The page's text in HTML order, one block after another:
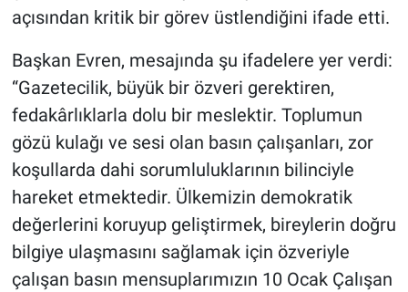
açısından kritik bir görev üstlendiğini ifade etti.
Başkan Evren, mesajında şu ifadelere yer verdi:
“Gazetecilik, büyük bir özveri gerektiren,
fedakârlıklarla dolu bir meslektir. Toplumun
gözü kulağı ve sesi olan basın çalışanları, zor
koşullarda dahi sorumluluklarının bilinciyle
hareket etmektedir. Ülkemizin demokratik
değerlerini koruyup geliştirmek, bireylerin doğru
bilgiye ulaşmasını sağlamak için özveriyle
çalışan basın mensuplarımızın 10 Ocak Çalışan